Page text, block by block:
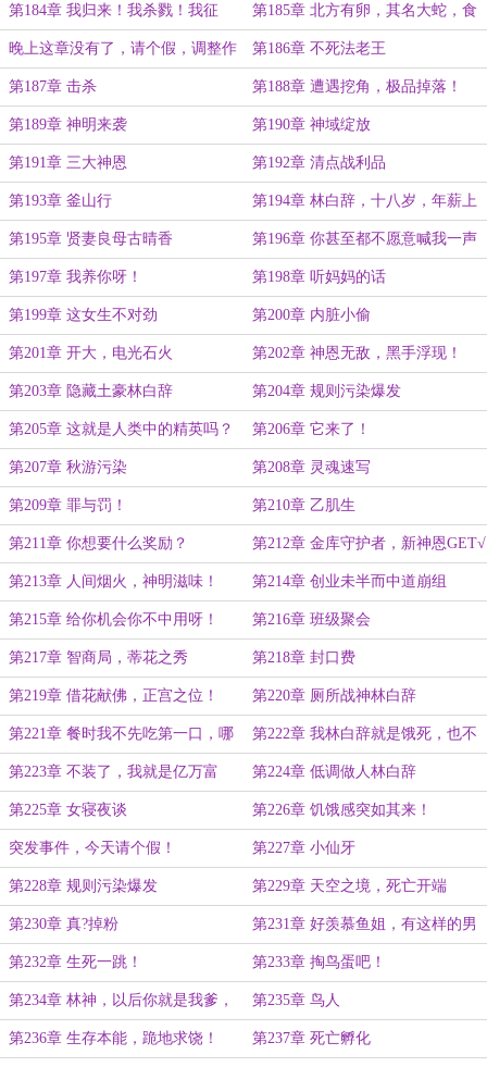
辞？
第184章 我归来！我杀戮！我征
服！
第185章 北方有卵，其名大蛇，食
之，得蛇骨柔身！
晚上这章没有了，请个假，调整作
息！
第186章 不死法老王
第187章 击杀 第188章 遭遇挖角，极品掉落！
第189章 神明来袭 第190章 神域绽放
第191章 三大神恩 第192章 清点战利品
第193章 釜山行 第194章 林白辞，十八岁，年薪上
亿！
第195章 贤妻良母古晴香 第196章 你甚至都不愿意喊我一声
辅导员！
第197章 我养你呀！ 第198章 听妈妈的话
第199章 这女生不对劲 第200章 内脏小偷
第201章 开大，电光石火 第202章 神恩无敌，黑手浮现！
第203章 隐藏土豪林白辞 第204章 规则污染爆发
第205章 这就是人类中的精英吗？ 第206章 它来了！
第207章 秋游污染 第208章 灵魂速写
第209章 罪与罚！ 第210章 乙肌生
第211章 你想要什么奖励？ 第212章 金库守护者，新神恩GET√
第213章 人间烟火，神明滋味！ 第214章 创业未半而中道崩组
第215章 给你机会你不中用呀！ 第216章 班级聚会
第217章 智商局，蒂花之秀 第218章 封口费
第219章 借花献佛，正宫之位！ 第220章 厕所战神林白辞
第221章 餐时我不先吃第一口，哪
个虫豸敢下手？{五千字}
第222章 我林白辞就是饿死，也不
吃软饭！
第223章 不装了，我就是亿万富
豪！
第224章 低调做人林白辞
第225章 女寝夜谈 第226章 饥饿感突如其来！
突发事件，今天请个假！ 第227章 小仙牙
第228章 规则污染爆发 第229章 天空之境，死亡开端
第230章 真?掉粉 第231章 好羡慕鱼姐，有这样的男
朋友！
第232章 生死一跳！ 第233章 掏鸟蛋吧！
第234章 林神，以后你就是我爹，
亲的！
第235章 鸟人
第236章 生存本能，跪地求饶！ 第237章 死亡孵化